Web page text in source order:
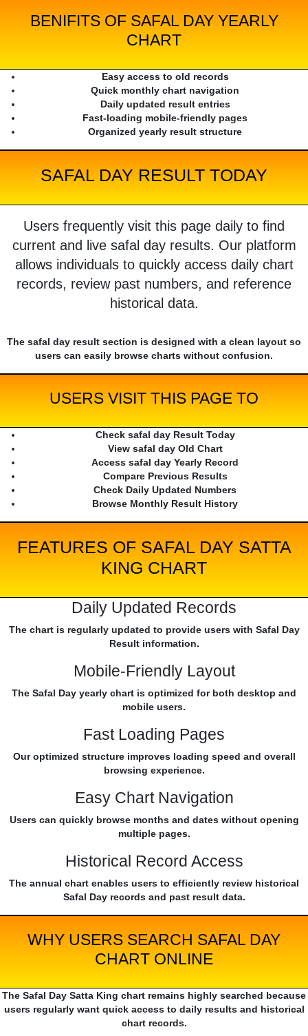
BENIFITS OF SAFAL DAY YEARLY
CHART
Easy access to old records
Quick monthly chart navigation
Daily updated result entries
Fast-loading mobile-friendly pages
Organized yearly result structure
SAFAL DAY RESULT TODAY
Users frequently visit this page daily to find
current and live safal day results. Our platform
allows individuals to quickly access daily chart
records, review past numbers, and reference
historical data.
The safal day result section is designed with a clean layout so
users can easily browse charts without confusion.
USERS VISIT THIS PAGE TO
Check safal day Result Today
View safal day Old Chart
Access safal day Yearly Record
Compare Previous Results
Check Daily Updated Numbers
Browse Monthly Result History
FEATURES OF SAFAL DAY SATTA
KING CHART
Daily Updated Records
The chart is regularly updated to provide users with Safal Day
Result information.
Mobile-Friendly Layout
The Safal Day yearly chart is optimized for both desktop and
mobile users.
Fast Loading Pages
Our optimized structure improves loading speed and overall
browsing experience.
Easy Chart Navigation
Users can quickly browse months and dates without opening
multiple pages.
Historical Record Access
The annual chart enables users to efficiently review historical
Safal Day records and past result data.
WHY USERS SEARCH SAFAL DAY
CHART ONLINE
The Safal Day Satta King chart remains highly searched because
users regularly want quick access to daily results and historical
chart records.